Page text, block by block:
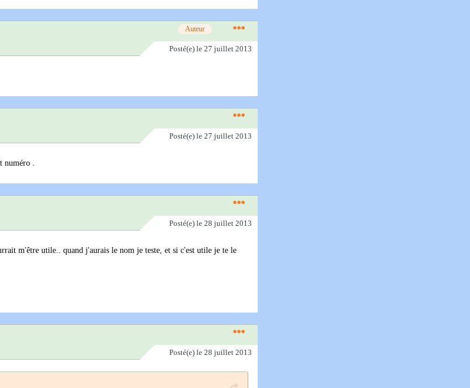
Auteur
Posté(e) le 27 juillet 2013
Posté(e) le 27 juillet 2013
numéro .
Posté(e) le 28 juillet 2013
m'être utile.. quand j'aurais le nom je teste, et si c'est utile je te le
Posté(e) le 28 juillet 2013